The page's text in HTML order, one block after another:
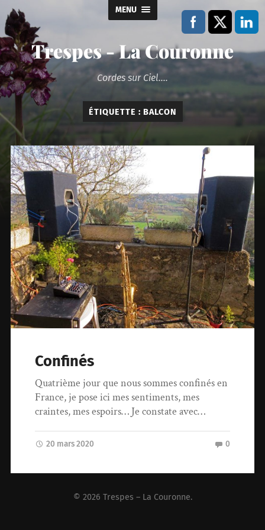
MENU
Trespes - La Couronne
Cordes sur Ciel....
ÉTIQUETTE : BALCON
Confinés
Quatrième jour que nous sommes confinés en
France, je pose ici mes sentiments, mes
craintes, mes espoirs… Je constate avec…
20 mars 2020 0
© 2026 Trespes – La Couronne.